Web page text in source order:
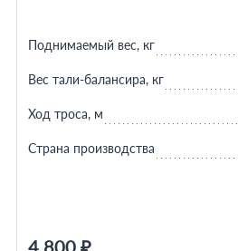
4 800 ₽
Поднимаемый вес, кг
Вес тали-балансира, кг
Ход троса, м
Страна производства